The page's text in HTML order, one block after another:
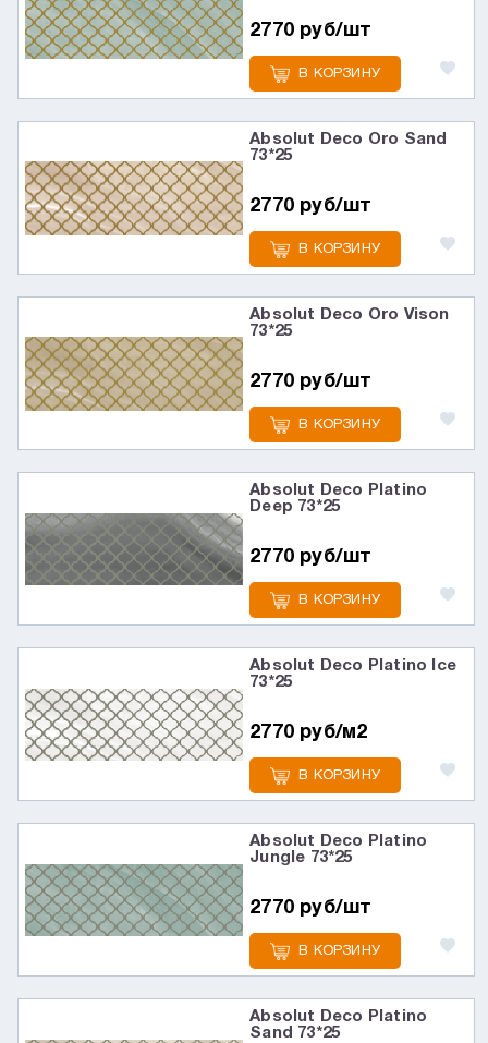
2770 руб/шт
В КОРЗИНУ
Absolut Deco Oro Sand
73*25
2770 руб/шт
В КОРЗИНУ
Absolut Deco Oro Vison
73*25
2770 руб/шт
В КОРЗИНУ
Absolut Deco Platino
Deep 73*25
2770 руб/шт
В КОРЗИНУ
Absolut Deco Platino Ice
73*25
2770 руб/м2
В КОРЗИНУ
Absolut Deco Platino
Jungle 73*25
2770 руб/шт
В КОРЗИНУ
Absolut Deco Platino
Sand 73*25